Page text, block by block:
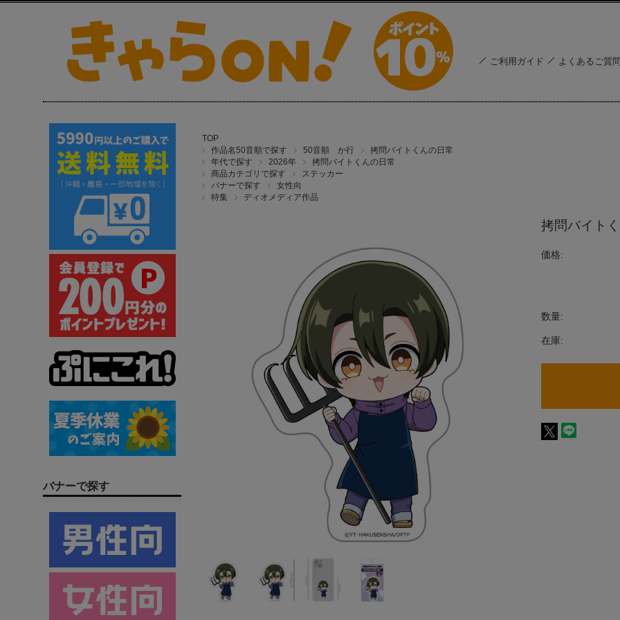
ご利用ガイド よくあるご質
TOP
作品名50音順で探す
50音順 か行
拷問バイトくんの日常
年代で探す
2026年
拷問バイトくんの日常
商品カテゴリで探す
ステッカー
バナーで探す
女性向
特集
ディオメディア作品
拷問バイト
価格:
数量:
在庫:
バナーで探す